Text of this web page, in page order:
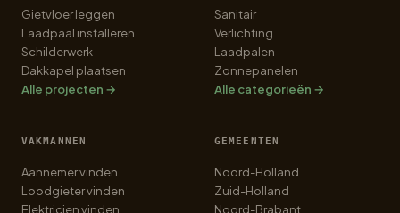
Gietvloer leggen
Laadpaal installeren
Schilderwerk
Dakkapel plaatsen
Alle projecten →
Sanitair
Verlichting
Laadpalen
Zonnepanelen
Alle categorieën →
VAKMANNEN
Aannemer vinden
Loodgieter vinden
Elektricien vinden
GEMEENTEN
Noord-Holland
Zuid-Holland
Noord-Brabant